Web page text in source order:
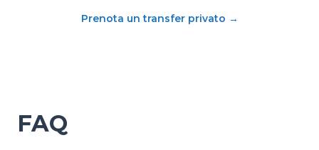
Prenota un transfer privato →
FAQ